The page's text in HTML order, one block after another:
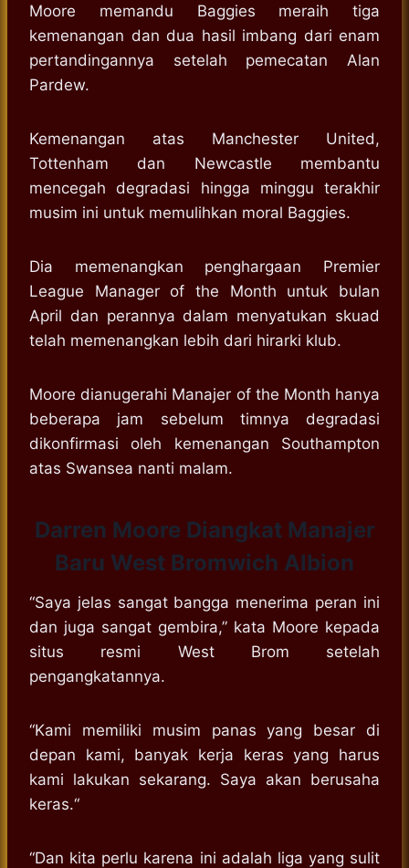
Moore memandu Baggies meraih tiga
kemenangan dan dua hasil imbang dari enam
pertandingannya setelah pemecatan Alan
Pardew.
Kemenangan atas Manchester United,
Tottenham dan Newcastle membantu
mencegah degradasi hingga minggu terakhir
musim ini untuk memulihkan moral Baggies.
Dia memenangkan penghargaan Premier
League Manager of the Month untuk bulan
April dan perannya dalam menyatukan skuad
telah memenangkan lebih dari hirarki klub.
Moore dianugerahi Manajer of the Month hanya
beberapa jam sebelum timnya degradasi
dikonfirmasi oleh kemenangan Southampton
atas Swansea nanti malam.
Darren Moore Diangkat Manajer
Baru West Bromwich Albion
“Saya jelas sangat bangga menerima peran ini
dan juga sangat gembira,” kata Moore kepada
situs resmi West Brom setelah
pengangkatannya.
“Kami memiliki musim panas yang besar di
depan kami, banyak kerja keras yang harus
kami lakukan sekarang. Saya akan berusaha
keras.“
“Dan kita perlu karena ini adalah liga yang sulit